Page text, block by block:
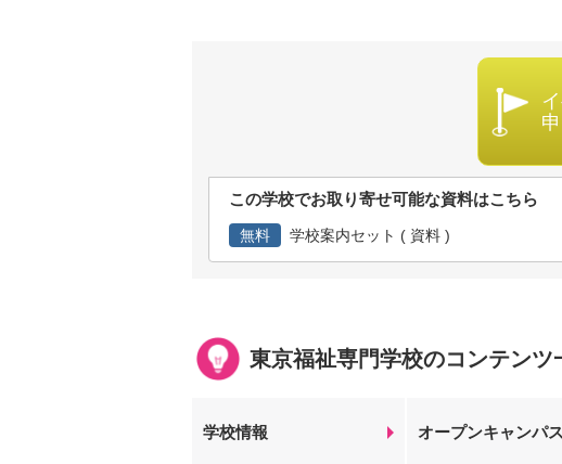
この学校でお取り寄せ可能な資料はこちら
無料 学校案内セット ( 資料 )
東京福祉専門学校のコンテンツ
学校情報 オープンキャンパス